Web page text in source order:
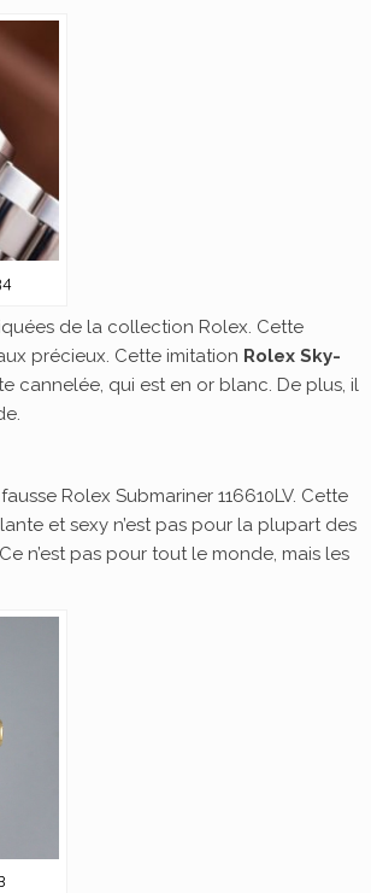
de la collection Rolex. Cette
précieux. Cette imitation Rolex Sky-
cannelée, qui est en or blanc. De plus, il
Rolex Submariner 116610LV. Cette
et sexy n’est pas pour la plupart des
n’est pas pour tout le monde, mais les